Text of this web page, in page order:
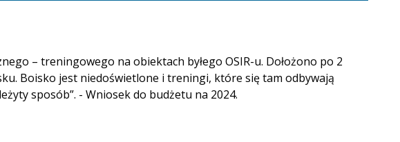
– treningowego na obiektach byłego OSIR-u. Dołożono po 2
Boisko jest niedoświetlone i treningi, które się tam odbywają
sposób”. - Wniosek do budżetu na 2024.